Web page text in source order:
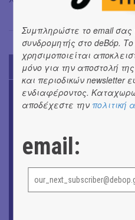
TODAY'S EVENTS
ΜΟΥΣΙΚΗ
16o Samos Young Artists
ANILIO PARK FESTIVAL 2026
ΘΕΑΤΡΟ / ΧΟΡΟΣ
«ΑΗ ΛΑΟΣ» | Ένα σκηνικό
λαού
Συμπληρώστε το email σας
συνδρομητής στο deBόp.
χρησιμοποιείται
μόνο για την αποστολή
και περιοδικών newsletter
ενδιαφέροντος.
αποδέχεστε την πολιτική
email: